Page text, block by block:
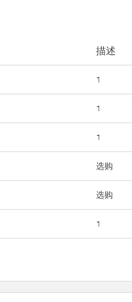
描述
1
1
1
选购
选购
1